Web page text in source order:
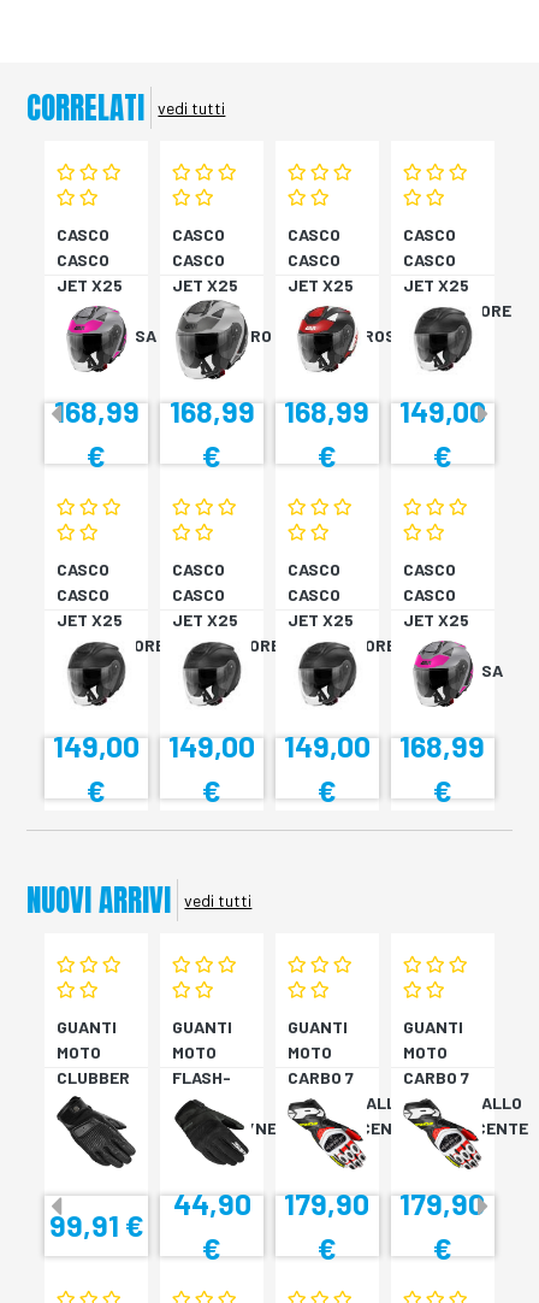
CORRELATI vedi tutti
CASCO
CASCO
JET X25
TARGET
TITAN/ROSA
XS
168,99
€
CASCO
CASCO
JET X25
TARGET
TITAN/NERO
S
168,99
€
CASCO
CASCO
JET X25
TARGET
NER/BIA/ROSS
168,99
€
CASCO
CASCO
JET X25
MONOCOLORE
NERO XS
149,00
€
CASCO
CASCO
JET X25
MONOCOLORE
NERO XS
149,00
€
CASCO
CASCO
JET X25
MONOCOLORE
NERO XS
149,00
€
CASCO
CASCO
JET X25
MONOCOLORE
NERO XS
149,00
€
CASCO
CASCO
JET X25
TARGET
TITAN/ROSA
XS
168,99
€
NUOVI ARRIVI vedi tutti
GUANTI
MOTO
CLUBBER
GLOVE
NERO
99,91 €
GUANTI
MOTO
FLASH-
KP
VERDONE/NERO
44,90
€
GUANTI
MOTO
CARBO 7
ROSSO/GIALLO
FLUORESCENTE
179,90
€
GUANTI
MOTO
CARBO 7
ROSSO/GIALLO
FLUORESCENTE
179,90
€